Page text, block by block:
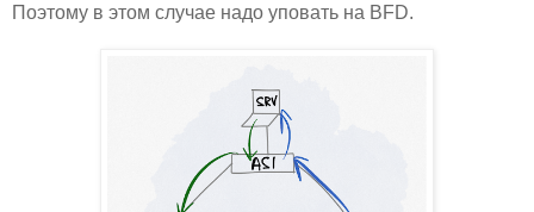
Поэтому в этом случае надо уповать на BFD.